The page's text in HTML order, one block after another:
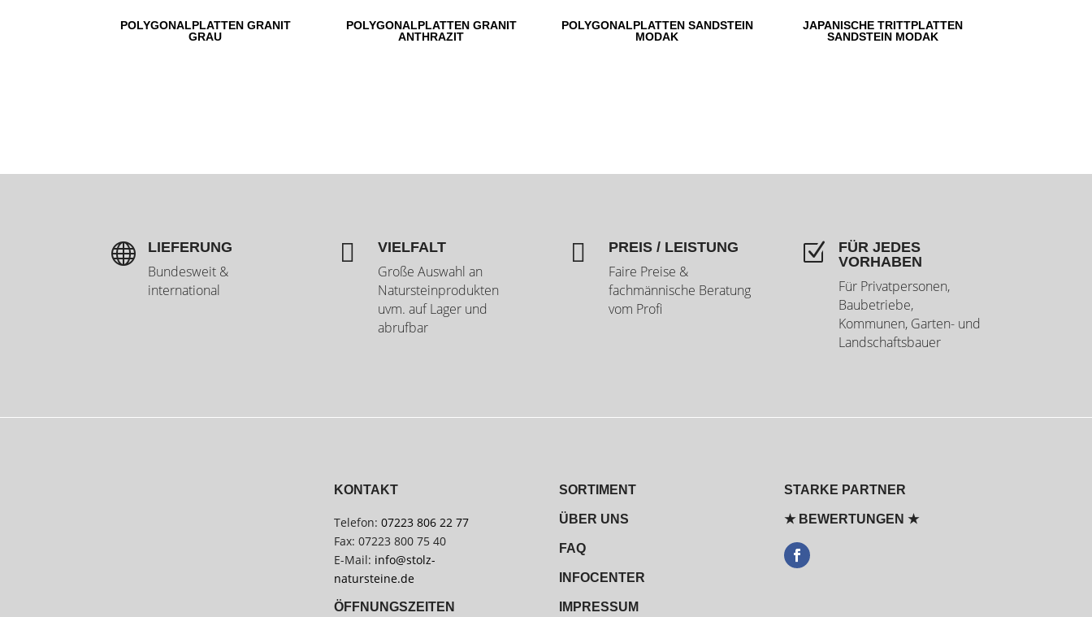
POLYGONALPLATTEN GRANIT
GRAU
POLYGONALPLATTEN GRANIT
ANTHRAZIT
POLYGONALPLATTEN SANDSTEIN
MODAK
JAPANISCHE TRITTPLATTEN
SANDSTEIN MODAK
 LIEFERUNG
Bundesweit &
international
 VIELFALT
Große Auswahl an
Natursteinprodukten
uvm. auf Lager und
abrufbar
 PREIS / LEISTUNG
Faire Preise &
fachmännische Beratung
vom Profi
Z
FÜR JEDES
VORHABEN
Für Privatpersonen,
Baubetriebe,
Kommunen, Garten- und
Landschaftsbauer
KONTAKT
Telefon:07223 806 22 77
Fax: 07223 800 75 40
E-Mail: info@stolz-
natursteine.de
ÖFFNUNGSZEITEN
SORTIMENT
ÜBER UNS
FAQ
INFOCENTER
IMPRESSUM
STARKE PARTNER
★ BEWERTUNGEN ★